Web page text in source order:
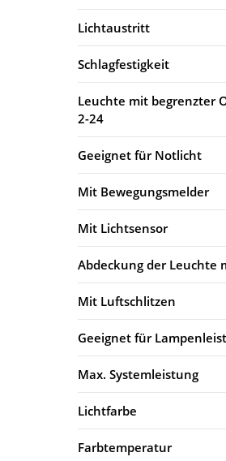
Lichtaustritt
Schlagfestigkeit
Leuchte mit begrenzter
2-24
Geeignet für Notlicht
Mit Bewegungsmelder
Mit Lichtsensor
Abdeckung der Leuchte
Mit Luftschlitzen
Geeignet für
Max. Systemleistung
Lichtfarbe
Farbtemperatur